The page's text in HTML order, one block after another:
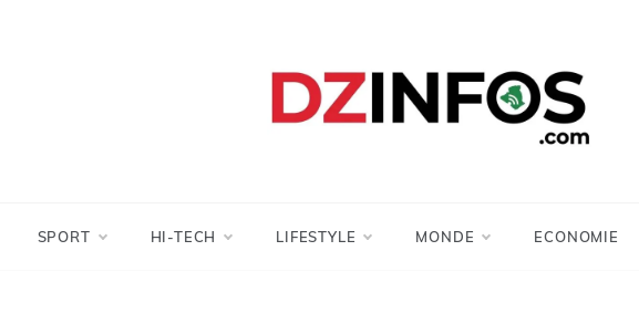
SPORT HI-TECH LIFESTYLE MONDE ECONOMIE